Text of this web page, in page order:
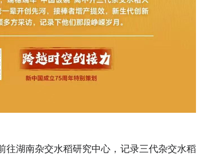
往湖南杂交水稻研究中心，记录三代杂交水稻